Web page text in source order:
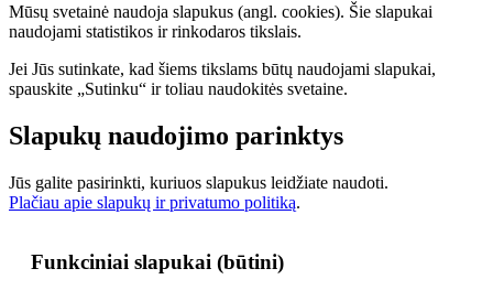
Mūsų svetainė naudoja slapukus (angl. cookies). Šie slapukai
naudojami statistikos ir rinkodaros tikslais.
Jei Jūs sutinkate, kad šiems tikslams būtų naudojami slapukai,
spauskite „Sutinku“ ir toliau naudokitės svetaine.
Slapukų naudojimo parinktys
Jūs galite pasirinkti, kuriuos slapukus leidžiate naudoti.
Plačiau apie slapukų ir privatumo politiką.
Funkciniai slapukai (būtini)